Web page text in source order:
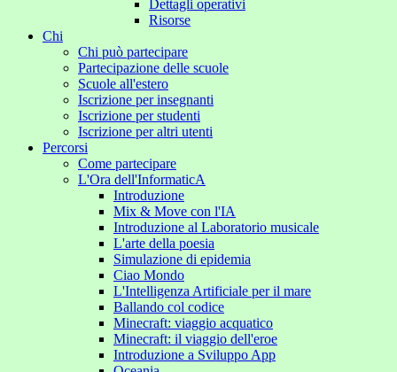
Dettagli operativi
Risorse
Chi
Chi può partecipare
Partecipazione delle scuole
Scuole all'estero
Iscrizione per insegnanti
Iscrizione per studenti
Iscrizione per altri utenti
Percorsi
Come partecipare
L'Ora dell'InformaticA
Introduzione
Mix & Move con l'IA
Introduzione al Laboratorio musicale
L'arte della poesia
Simulazione di epidemia
Ciao Mondo
L'Intelligenza Artificiale per il mare
Ballando col codice
Minecraft: viaggio acquatico
Minecraft: il viaggio dell'eroe
Introduzione a Sviluppo App